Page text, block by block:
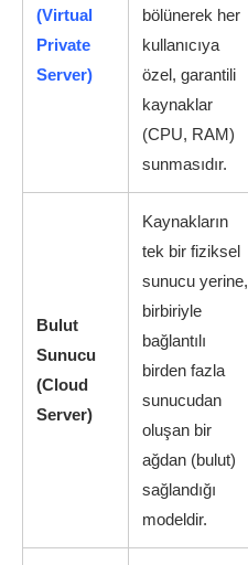
(Virtual
Private
Server)
bölünerek her
kullanıcıya
özel, garantili
kaynaklar
(CPU, RAM)
sunmasıdır.
Bulut
Sunucu
(Cloud
Server)
Kaynakların
tek bir fiziksel
sunucu yerine,
birbiriyle
bağlantılı
birden fazla
sunucudan
oluşan bir
ağdan (bulut)
sağlandığı
modeldir.